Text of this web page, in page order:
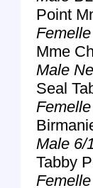
Point
Femelle
Mme
Male
Seal
Male 6/
Tabby